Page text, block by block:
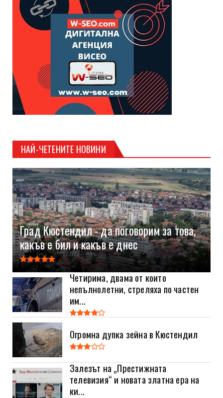
НАЙ-ЧЕТЕНИТЕ НОВИНИ
Град Кюстендил - да поговорим за това,
какъв е бил и какъв е днес
Четирима, двама от които
непълнолетни, стреляха по частен
им...
Огромна дупка зейна в Кюстендил
Залезът на „Престижната
телевизия“ и новата златна ера на
ки...